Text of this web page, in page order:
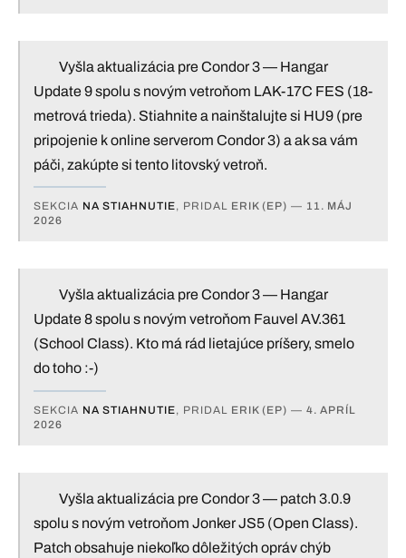
Vyšla aktualizácia pre Condor 3 — Hangar
Update 9 spolu s novým vetroňom LAK-17C FES (18-
metrová trieda). Stiahnite a nainštalujte si HU9 (pre
pripojenie k online serverom Condor 3) a ak sa vám
páči, zakúpte si tento litovský vetroň.
SEKCIA NA STIAHNUTIE, PRIDAL ERIK (EP) — 11. MÁJ
2026
Vyšla aktualizácia pre Condor 3 — Hangar
Update 8 spolu s novým vetroňom Fauvel AV.361
(School Class). Kto má rád lietajúce príšery, smelo
do toho :-)
SEKCIA NA STIAHNUTIE, PRIDAL ERIK (EP) — 4. APRÍL
2026
Vyšla aktualizácia pre Condor 3 — patch 3.0.9
spolu s novým vetroňom Jonker JS5 (Open Class).
Patch obsahuje niekoľko dôležitých opráv chýb